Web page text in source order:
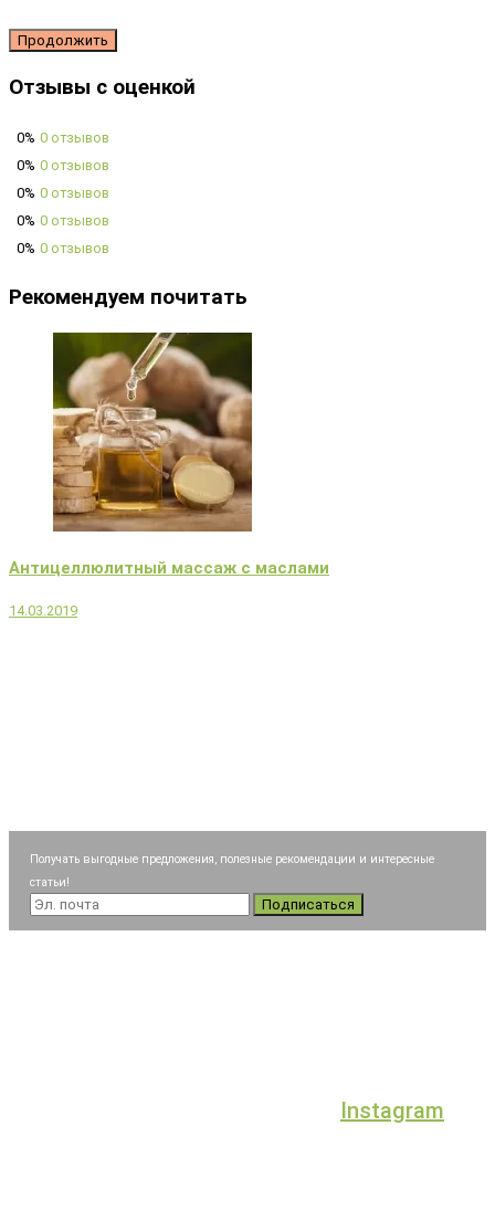
Продолжить
Отзывы с оценкой
0% 0 отзывов
0% 0 отзывов
0% 0 отзывов
0% 0 отзывов
0% 0 отзывов
Рекомендуем почитать
Антицеллюлитный массаж с маслами
14.03.2019
Получать выгодные предложения, полезные рекомендации и интересные
статьи!
Подписаться
Instagram